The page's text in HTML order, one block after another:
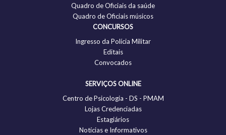
Quadro de Oficiais da saúde
Quadro de Oficiais músicos
CONCURSOS
Ingresso da Polícia Militar
Editais
Convocados
SERVIÇOS ONLINE
Centro de Psicologia - DS - PMAM
Lojas Credenciadas
Estagiários
Notícias e Informativos